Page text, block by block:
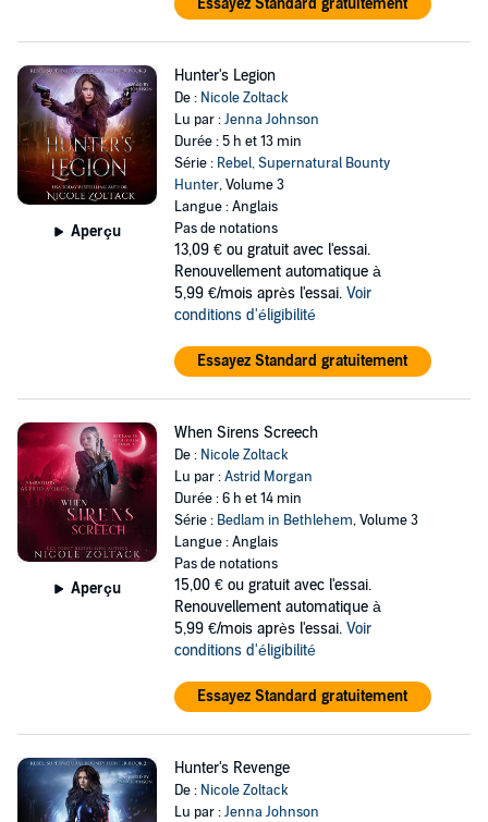
Essayez Standard gratuitement
Aperçu
Hunter's Legion
De : Nicole Zoltack
Lu par :Jenna Johnson
Durée : 5 h et 13 min
Série : Rebel, Supernatural Bounty
Hunter, Volume 3
Langue : Anglais
Pas de notations
13,09 € ou gratuit avec l'essai.
Renouvellement automatique à
5,99 €/mois après l'essai. Voir
conditions d'éligibilité
Essayez Standard gratuitement
Aperçu
When Sirens Screech
De : Nicole Zoltack
Lu par :Astrid Morgan
Durée : 6 h et 14 min
Série : Bedlam in Bethlehem, Volume 3
Langue : Anglais
Pas de notations
15,00 € ou gratuit avec l'essai.
Renouvellement automatique à
5,99 €/mois après l'essai. Voir
conditions d'éligibilité
Essayez Standard gratuitement
Hunter's Revenge
De : Nicole Zoltack
Lu par :Jenna Johnson